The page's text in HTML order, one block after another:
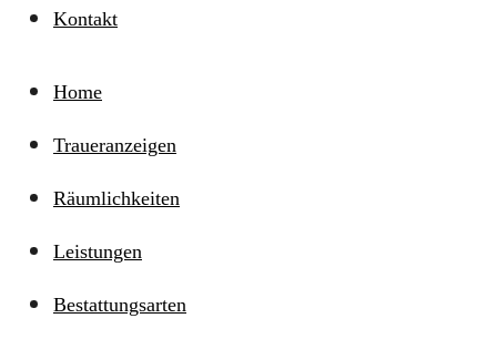
Kontakt
Home
Traueranzeigen
Räumlichkeiten
Leistungen
Bestattungsarten